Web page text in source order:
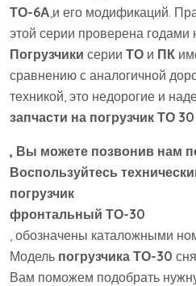
ТО-6А ,и его модификаций.
этой серии проверена годами
Погрузчики серии ТО и ПК
сравнению с аналогичной
техникой, это недорогие и
запчасти на погрузчик ТО
, Вы можете позвонив нам
Воспользуйтесь
погрузчик
фронтальный ТО-30
, обозначены каталожными
Модель погрузчика ТО-30
Вам поможем подобрать